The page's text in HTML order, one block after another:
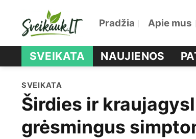
Pradžia Apie mus
SVEIKATA NAUJIENOS
SVEIKATA
Širdies ir
grėsmingus